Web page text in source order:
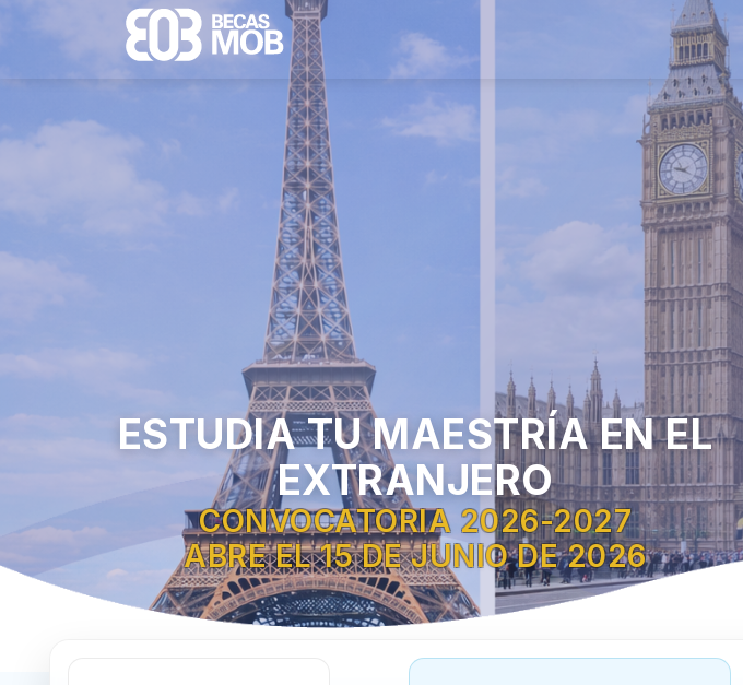
ESTUDIA TU MAESTRÍA EN EL
EXTRANJERO
CONVOCATORIA 2026-2027
ABRE EL 15 DE JUNIO DE 2026